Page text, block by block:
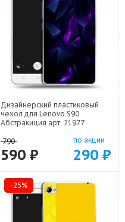
Дизайнерский пластиковый
чехол для Lenovo S90
Абстракиция арт: 21977
790
590 ₽
по акции
290 ₽
-25%